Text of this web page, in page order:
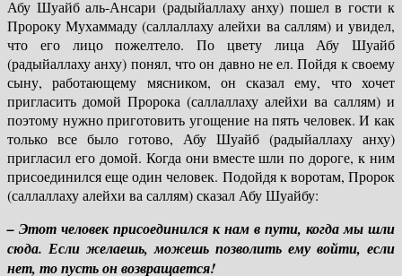
Абу Шуайб аль-Ансари (радыйаллаху анху) пошел в гости к
Пророку Мухаммаду (саллаллаху алейхи ва саллям) и увидел,
что его лицо пожелтело. По цвету лица Абу Шуайб
(радыйаллаху анху) понял, что он давно не ел. Пойдя к своему
сыну, работающему мясником, он сказал ему, что хочет
пригласить домой Пророка (саллаллаху алейхи ва саллям) и
поэтому нужно приготовить угощение на пять человек. И как
только все было готово, Абу Шуайб (радыйаллаху анху)
пригласил его домой. Когда они вместе шли по дороге, к ним
присоединился еще один человек. Подойдя к воротам, Пророк
(саллаллаху алейхи ва саллям) сказал Абу Шуайбу:
– Этот человек присоединился к нам в пути, когда мы шли
сюда. Если желаешь, можешь позволить ему войти, если
нет, то пусть он возвращается!